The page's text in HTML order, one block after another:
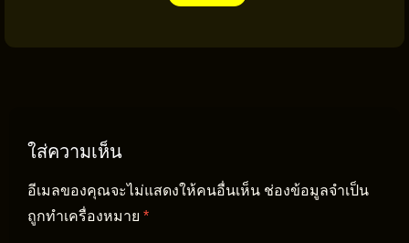
ใส่ความเห็น
อีเมลของคุณจะไม่แสดงให้คนอื่นเห็น ช่องข้อมูลจำเป็น
ถูกทำเครื่องหมาย *